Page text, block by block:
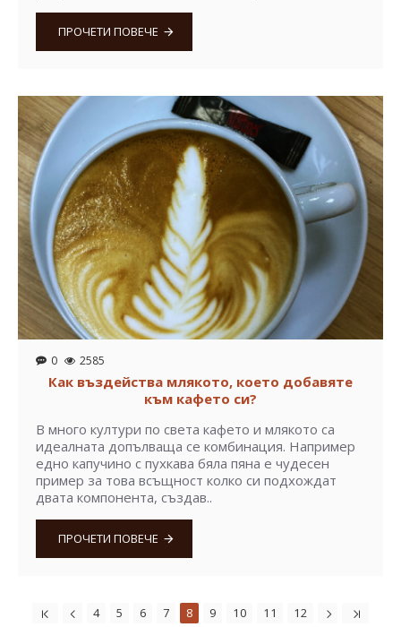
ПРОЧЕТИ ПОВЕЧЕ
0 2585
Как въздейства млякото, което добавяте
към кафето си?
В много култури по света кафето и млякото са
идеалната допълваща се комбинация. Например
едно капучино с пухкава бяла пяна е чудесен
пример за това всъщност колко си подхождат
двата компонента, създав..
ПРОЧЕТИ ПОВЕЧЕ
4 5 6 7 8 9 10 11
12